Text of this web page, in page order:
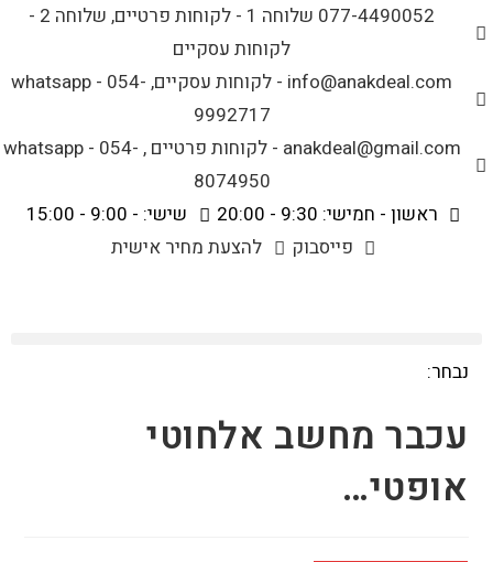
077-4490052 שלוחה 1 - לקוחות פרטיים, שלוחה 2 -
לקוחות עסקיים
info@anakdeal.com - לקוחות עסקיים, whatsapp - 054-
9992717
anakdeal@gmail.com - לקוחות פרטיים , whatsapp - 054-
8074950
ראשון - חמישי: 9:30 - 20:00
שישי: - 9:00 - 15:00
פייסבוק
להצעת מחיר אישית
נבחר:
עכבר מחשב אלחוטי
אופטי…